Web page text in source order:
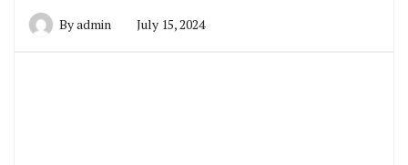
Byadmin July 15, 2024